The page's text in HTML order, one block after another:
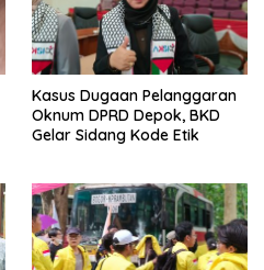
Kasus Dugaan Pelanggaran
Oknum DPRD Depok, BKD
Gelar Sidang Kode Etik